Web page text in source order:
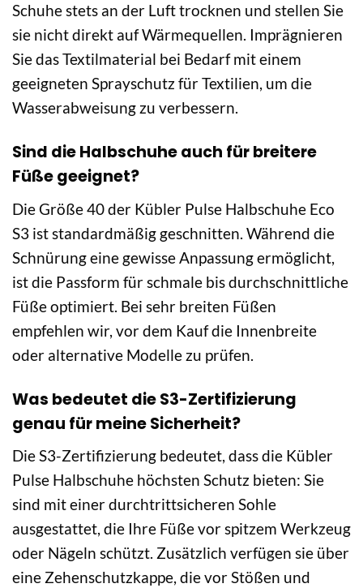
Schuhe stets an der Luft trocknen und stellen Sie
sie nicht direkt auf Wärmequellen. Imprägnieren
Sie das Textilmaterial bei Bedarf mit einem
geeigneten Sprayschutz für Textilien, um die
Wasserabweisung zu verbessern.
Sind die Halbschuhe auch für breitere
Füße geeignet?
Die Größe 40 der Kübler Pulse Halbschuhe Eco
S3 ist standardmäßig geschnitten. Während die
Schnürung eine gewisse Anpassung ermöglicht,
ist die Passform für schmale bis durchschnittliche
Füße optimiert. Bei sehr breiten Füßen
empfehlen wir, vor dem Kauf die Innenbreite
oder alternative Modelle zu prüfen.
Was bedeutet die S3-Zertifizierung
genau für meine Sicherheit?
Die S3-Zertifizierung bedeutet, dass die Kübler
Pulse Halbschuhe höchsten Schutz bieten: Sie
sind mit einer durchtrittsicheren Sohle
ausgestattet, die Ihre Füße vor spitzem Werkzeug
oder Nägeln schützt. Zusätzlich verfügen sie über
eine Zehenschutzkappe, die vor Stößen und